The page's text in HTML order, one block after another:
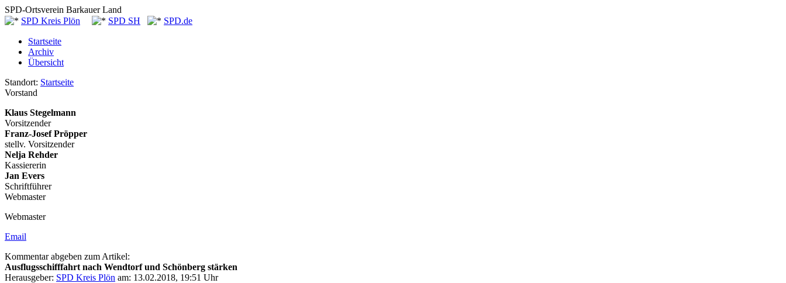
SPD-Ortsverein Barkauer Land
SPD Kreis Plön
SPD SH SPD.de
Startseite
Archiv
Übersicht
Standort: Startseite
Vorstand
Klaus Stegelmann
Vorsitzender
Franz-Josef Pröpper
stellv. Vorsitzender
Nelja Rehder
Kassiererin
Jan Evers
Schriftführer
Webmaster
Webmaster
Email
Kommentar abgeben zum Artikel:
Ausflugsschifffahrt nach Wendtorf und Schönberg stärken
Herausgeber: SPD Kreis Plön am: 13.02.2018, 19:51 Uhr